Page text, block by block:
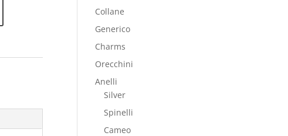
Collane
Generico
Charms
Orecchini
Anelli
Silver
Spinelli
Cameo